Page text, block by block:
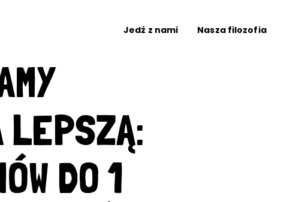
Jedź z nami Nasza filozofia
LEPSZĄ:
DO 1